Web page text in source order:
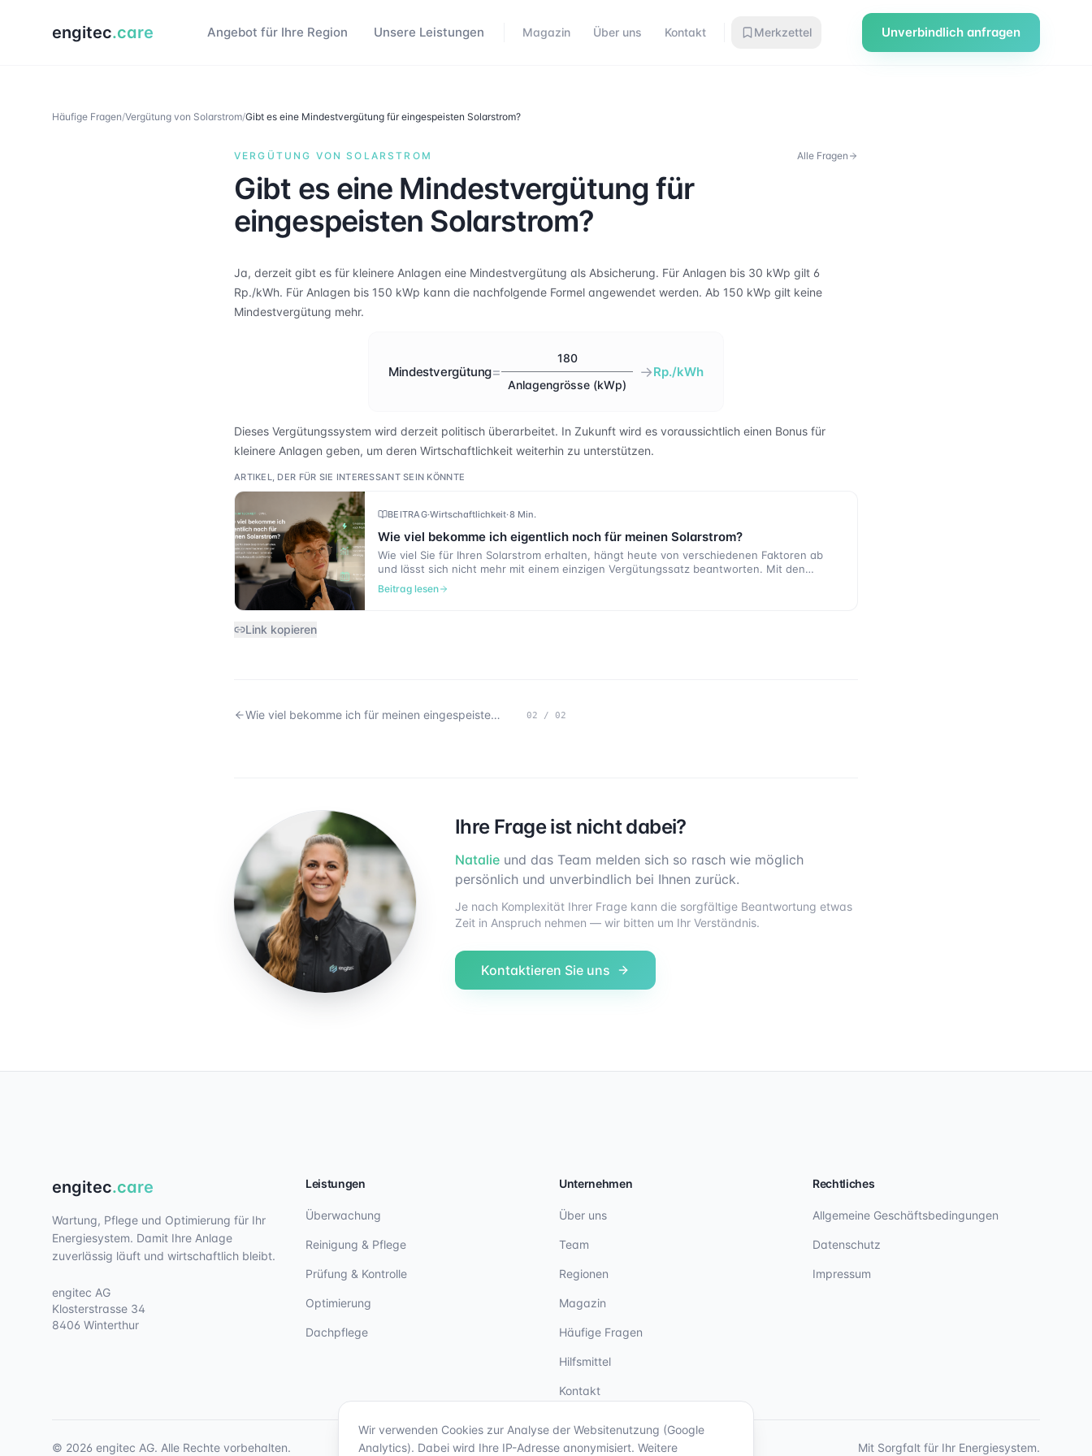
Wir verwenden Cookies zur Analyse der Websitenutzung (Google
Analytics). Dabei wird Ihre IP-Adresse anonymisiert. Weitere
engitec.care Angebot für Ihre Region Unsere Leistungen Magazin Über uns Kontakt Merkzettel Unverbindlich anfragen
Häufige Fragen/Vergütung von Solarstrom/Gibt es eine Mindestvergütung für eingespeisten Solarstrom?
VERGÜTUNG VON SOLARSTROM Alle Fragen
Gibt es eine Mindestvergütung für
eingespeisten Solarstrom?
Ja, derzeit gibt es für kleinere Anlagen eine Mindestvergütung als Absicherung. Für Anlagen bis 30 kWp gilt 6
Rp./kWh. Für Anlagen bis 150 kWp kann die nachfolgende Formel angewendet werden. Ab 150 kWp gilt keine
Mindestvergütung mehr.
Mindestvergütung=
180
Anlagengrösse (kWp)
→Rp./kWh
Dieses Vergütungssystem wird derzeit politisch überarbeitet. In Zukunft wird es voraussichtlich einen Bonus für
kleinere Anlagen geben, um deren Wirtschaftlichkeit weiterhin zu unterstützen.
ARTIKEL, DER FÜR SIE INTERESSANT SEIN KÖNNTE
BEITRAG·Wirtschaftlichkeit·8 Min.
Wie viel bekomme ich eigentlich noch für meinen Solarstrom?
Wie viel Sie für Ihren Solarstrom erhalten, hängt heute von verschiedenen Faktoren ab
und lässt sich nicht mehr mit einem einzigen Vergütungssatz beantworten. Mit den
Änderungen per 1. Januar 2027 wird das Vergütungssystem noch stärker vom Strommarkt
abhängig und damit komplexer. In diesem Artikel erfahren Sie, wie die Vergütung heute
Beitrag lesen
Link kopieren
Wie viel bekomme ich für meinen eingespeisten Solarstrom? 02 / 02
Ihre Frage ist nicht dabei?
Natalie und das Team melden sich so rasch wie möglich
persönlich und unverbindlich bei Ihnen zurück.
Je nach Komplexität Ihrer Frage kann die sorgfältige Beantwortung etwas
Zeit in Anspruch nehmen — wir bitten um Ihr Verständnis.
Kontaktieren Sie uns
engitec.care
Wartung, Pflege und Optimierung für Ihr
Energiesystem. Damit Ihre Anlage
zuverlässig läuft und wirtschaftlich bleibt.
engitec AG
Klosterstrasse 34
8406 Winterthur
Leistungen
Überwachung
Reinigung & Pflege
Prüfung & Kontrolle
Optimierung
Dachpflege
Unternehmen
Über uns
Team
Regionen
Magazin
Häufige Fragen
Hilfsmittel
Kontakt
Rechtliches
Allgemeine Geschäftsbedingungen
Datenschutz
Impressum
© 2026 engitec AG. Alle Rechte vorbehalten. Mit Sorgfalt für Ihr Energiesystem.